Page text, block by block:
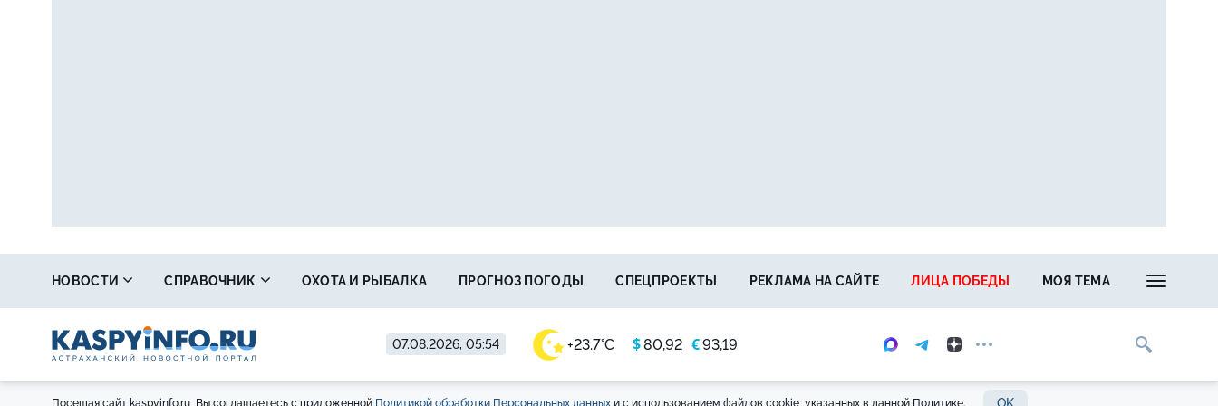
07.08.2026, 05:54 +23.7°C $80,92 €93,19
НОВОСТИ СПРАВОЧНИК ОХОТА И РЫБАЛКА ПРОГНОЗ ПОГОДЫ СПЕЦПРОЕКТЫ РЕКЛАМА НА САЙТЕ ЛИЦА ПОБЕДЫ МОЯ ТЕМА
Посещая сайт kaspyinfo.ru, Вы соглашаетесь с приложенной Политикой обработки Персональных данных и с использованием файлов cookie, указанных в данной Политике.